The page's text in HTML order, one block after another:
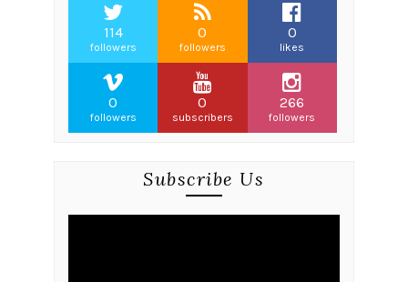
114
followers
0
followers
0
likes
0
followers
0
subscribers
266
followers
Subscribe Us